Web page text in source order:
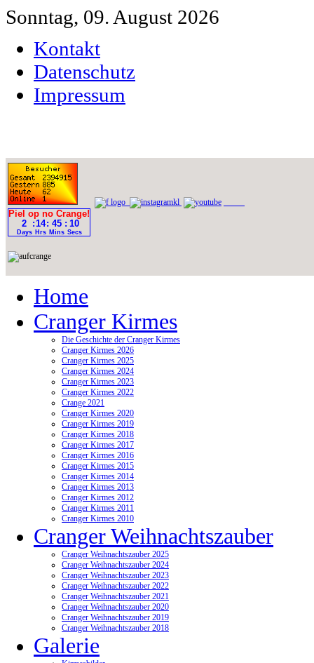
Sonntag, 09. August 2026
Kontakt
Datenschutz
Impressum
Home
Cranger Kirmes
Die Geschichte der Cranger Kirmes
Cranger Kirmes 2026
Cranger Kirmes 2025
Cranger Kirmes 2024
Cranger Kirmes 2023
Cranger Kirmes 2022
Crange 2021
Cranger Kirmes 2020
Cranger Kirmes 2019
Cranger Kirmes 2018
Cranger Kirmes 2017
Cranger Kirmes 2016
Cranger Kirmes 2015
Cranger Kirmes 2014
Cranger Kirmes 2013
Cranger Kirmes 2012
Cranger Kirmes 2011
Cranger Kirmes 2010
Cranger Weihnachtszauber
Cranger Weihnachtszauber 2025
Cranger Weihnachtszauber 2024
Cranger Weihnachtszauber 2023
Cranger Weihnachtszauber 2022
Cranger Weihnachtszauber 2021
Cranger Weihnachtszauber 2020
Cranger Weihnachtszauber 2019
Cranger Weihnachtszauber 2018
Galerie